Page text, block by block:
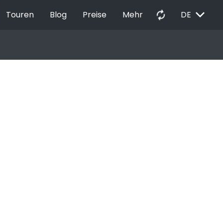
Touren Blog Preise Mehr autorenew DE EXPAND_MORE